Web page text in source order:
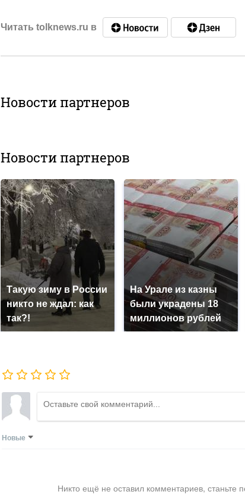
Читать tolknews.ru в
Новости партнеров
Новости партнеров
Такую зиму в России
никто не ждал: как
так?!
На Урале из казны
были украдены 18
миллионов рублей
Новые
Никто ещё не оставил комментариев, станьте